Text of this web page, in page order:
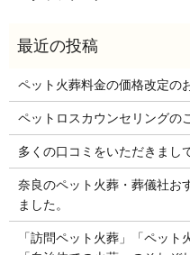
ペット火葬料金の価格改定の
ペットロスカウンセリングの
多くの口コミをいただきまし
奈良のペット火葬・葬儀社お
ました。
「訪問ペット火葬」「ペット